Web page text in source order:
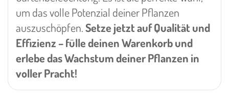
um das volle Potenzial deiner Pflanzen
auszuschöpfen.Setze jetzt auf Qualität und
Effizienz – fülle deinen Warenkorb und
erlebe das Wachstum deiner Pflanzen in
voller Pracht!